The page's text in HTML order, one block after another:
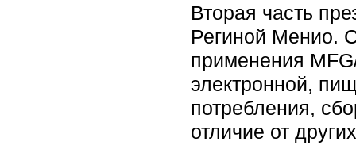
Вторая часть
Региной Менио.
применения
электронной,
потребления,
отличие от